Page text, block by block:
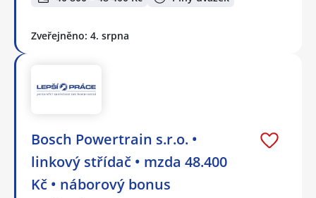
Zveřejněno: 4. srpna
Bosch Powertrain s.r.o. •
linkový střídač • mzda 48.400
Kč • náborový bonus